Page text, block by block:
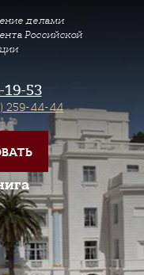
делами
Российской
53
259-44-44